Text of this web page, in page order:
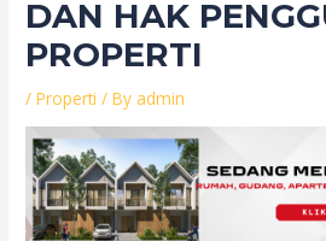
DAN HAK
PROPERTI
/Properti / By admin